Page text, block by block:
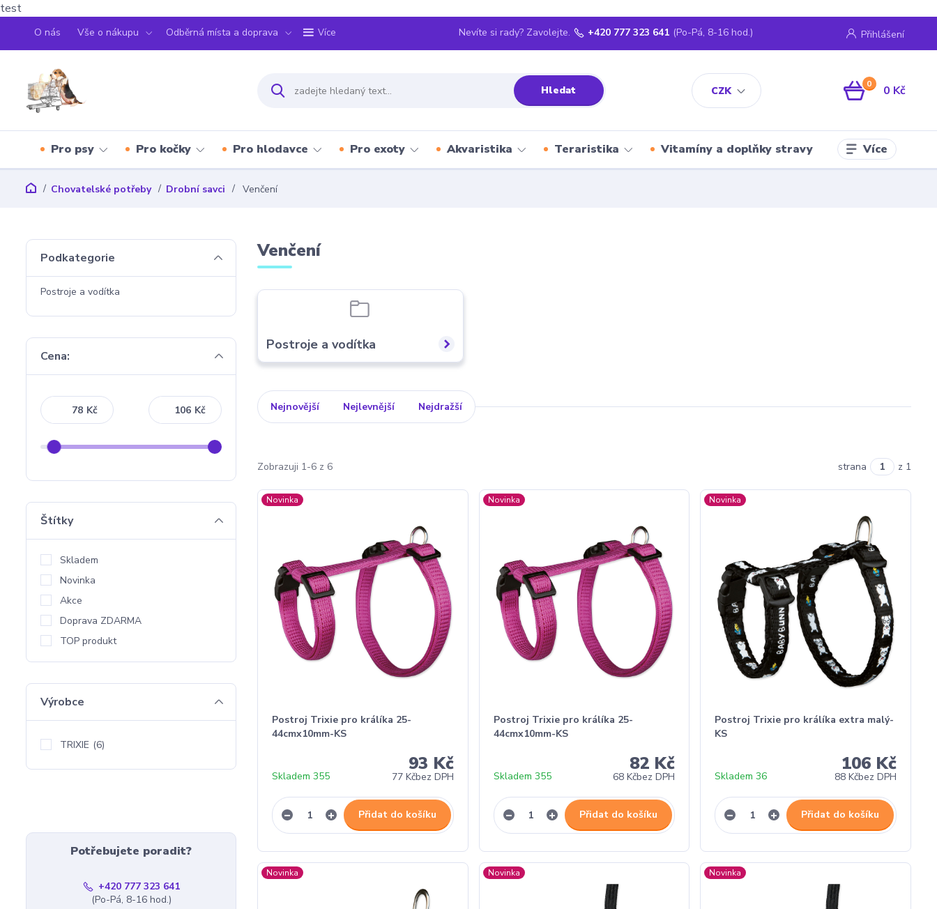
test
O nás Vše o nákupu Odběrná místa a doprava Více
CZK
Přihlášení
Hledat
Nevíte si rady? Zavolejte. +420 777 323 641 (Po-Pá, 8-16 hod.)
0 0 Kč
Pro psy Pro kočky Pro hlodavce Pro exoty Akvaristika Teraristika Vitamíny a doplňky stravy Více
Chovatelské potřeby Drobní savci Venčení
Venčení
Postroje a vodítka
Nejnovější Nejlevnější Nejdražší
Zobrazuji 1-6 z 6 strana z 1
Novinka
Postroj Trixie pro králíka 25-
44cmx10mm-KS
93 Kč
77 Kčbez DPH
Skladem 355
Přidat do košíku
Novinka
Postroj Trixie pro králíka 25-
44cmx10mm-KS
82 Kč
68 Kčbez DPH
Skladem 355
Přidat do košíku
Novinka
Postroj Trixie pro králíka extra malý-
KS
106 Kč
88 Kčbez DPH
Skladem 36
Přidat do košíku
Novinka Novinka Novinka
Podkategorie
Postroje a vodítka
Cena:
Kč Kč
Štítky
Skladem
Novinka
Akce
Doprava ZDARMA
TOP produkt
Výrobce
TRIXIE (6)
Potřebujete poradit?
+420 777 323 641
(Po-Pá, 8-16 hod.)